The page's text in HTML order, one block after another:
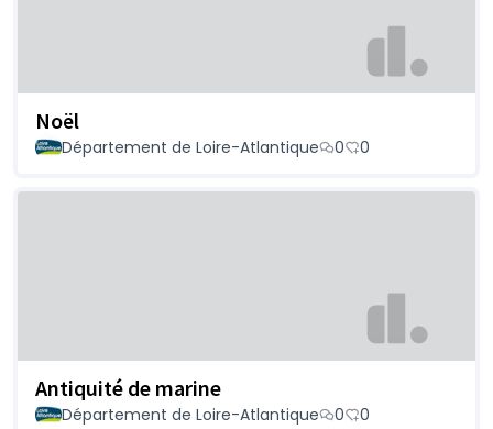
Noël
Département de Loire-Atlantique 0 0
Antiquité de marine
Département de Loire-Atlantique 0 0